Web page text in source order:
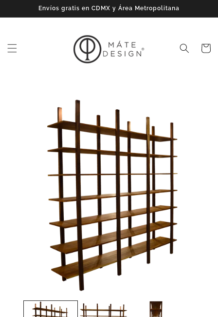
directamente
al contenido
Envíos gratis en CDMX y Área Metropolitana
Carrito
del producto